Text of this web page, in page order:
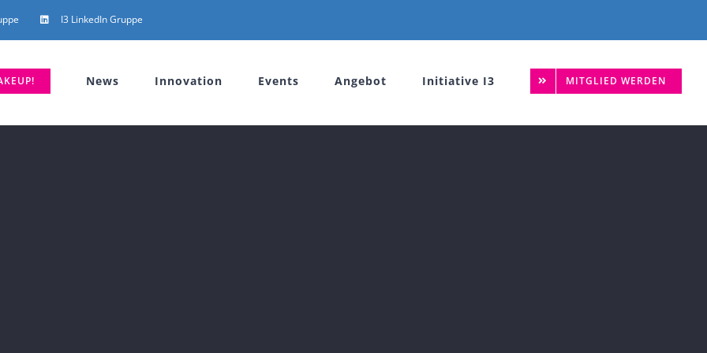
I3 LinkedIn Gruppe
News Innovation Events Angebot Initiative I3 MITGLIED WERDEN